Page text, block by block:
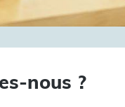
nous ?